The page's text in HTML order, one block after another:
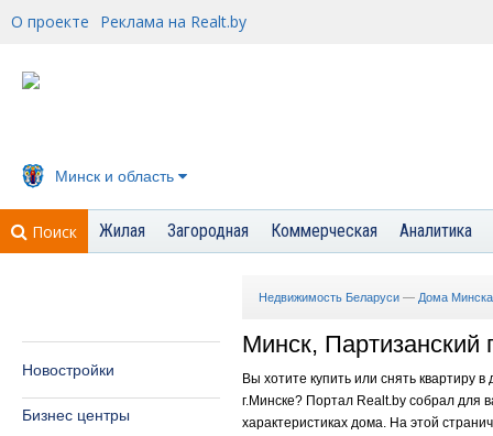
О проекте Реклама на Realt.by
Минск и область
Поиск Жилая Загородная Коммерческая Аналитика
Новостройки
Бизнес центры
Недвижимость Беларуси — Дома Минска
Минск, Партизанский
Вы хотите купить или снять квартиру
г.Минске? Портал Realt.by собрал
характеристиках дома. На этой